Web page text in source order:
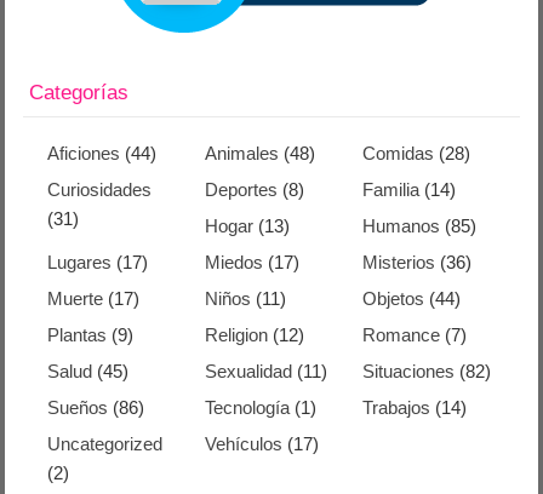
Categorías
Aficiones (44) Animales (48) Comidas (28)
Curiosidades
(31)
Deportes (8) Familia(14)
Hogar (13) Humanos (85)
Lugares (17) Miedos (17) Misterios (36)
Muerte (17) Niños (11) Objetos (44)
Plantas (9) Religion (12) Romance(7)
Salud (45) Sexualidad (11) Situaciones (82)
Sueños (86) Tecnología (1) Trabajos (14)
Uncategorized
(2)
Vehículos (17)